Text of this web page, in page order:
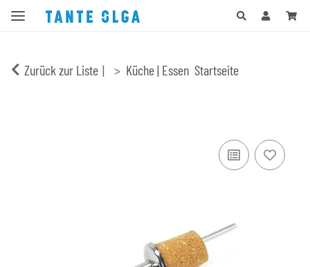
Zurück zur Liste Küche | Essen Startseite